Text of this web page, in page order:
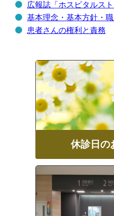
広報誌「ホスピタルスト
基本理念・基本方針・
患者さんの権利と責務
休診日の